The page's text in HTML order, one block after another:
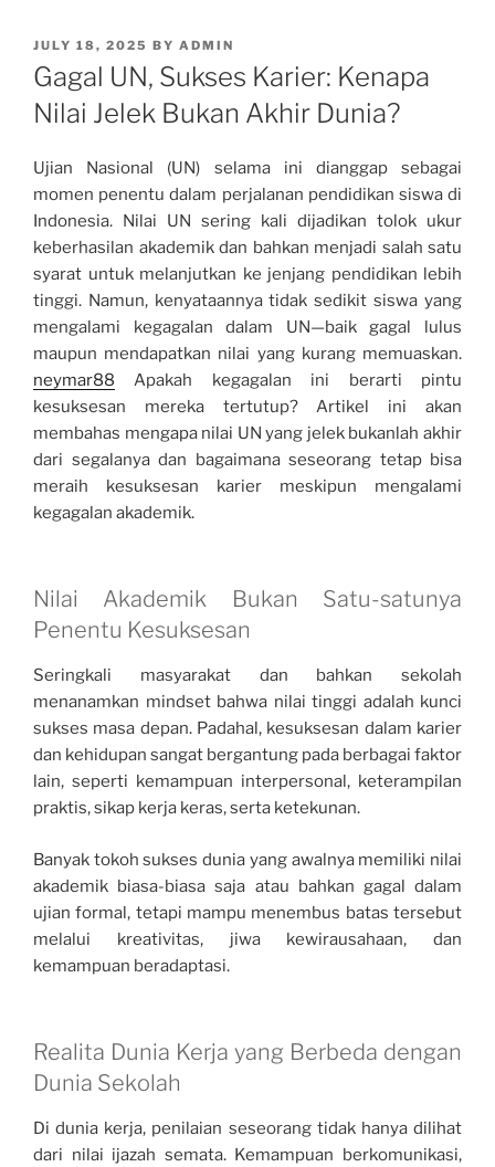
POSTED
ON
JULY 18, 2025 BY ADMIN
Gagal UN, Sukses Karier: Kenapa
Nilai Jelek Bukan Akhir Dunia?
Ujian Nasional (UN) selama ini dianggap sebagai
momen penentu dalam perjalanan pendidikan siswa di
Indonesia. Nilai UN sering kali dijadikan tolok ukur
keberhasilan akademik dan bahkan menjadi salah satu
syarat untuk melanjutkan ke jenjang pendidikan lebih
tinggi. Namun, kenyataannya tidak sedikit siswa yang
mengalami kegagalan dalam UN—baik gagal lulus
maupun mendapatkan nilai yang kurang memuaskan.
neymar88 Apakah kegagalan ini berarti pintu
kesuksesan mereka tertutup? Artikel ini akan
membahas mengapa nilai UN yang jelek bukanlah akhir
dari segalanya dan bagaimana seseorang tetap bisa
meraih kesuksesan karier meskipun mengalami
kegagalan akademik.
Nilai Akademik Bukan Satu-satunya
Penentu Kesuksesan
Seringkali masyarakat dan bahkan sekolah
menanamkan mindset bahwa nilai tinggi adalah kunci
sukses masa depan. Padahal, kesuksesan dalam karier
dan kehidupan sangat bergantung pada berbagai faktor
lain, seperti kemampuan interpersonal, keterampilan
praktis, sikap kerja keras, serta ketekunan.
Banyak tokoh sukses dunia yang awalnya memiliki nilai
akademik biasa-biasa saja atau bahkan gagal dalam
ujian formal, tetapi mampu menembus batas tersebut
melalui kreativitas, jiwa kewirausahaan, dan
kemampuan beradaptasi.
Realita Dunia Kerja yang Berbeda dengan
Dunia Sekolah
Di dunia kerja, penilaian seseorang tidak hanya dilihat
dari nilai ijazah semata. Kemampuan berkomunikasi,